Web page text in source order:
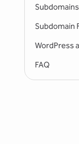
Subdomain
WordPress
FAQ